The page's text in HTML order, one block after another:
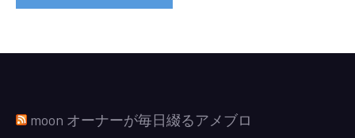
moon オーナーが毎日綴るアメブロ